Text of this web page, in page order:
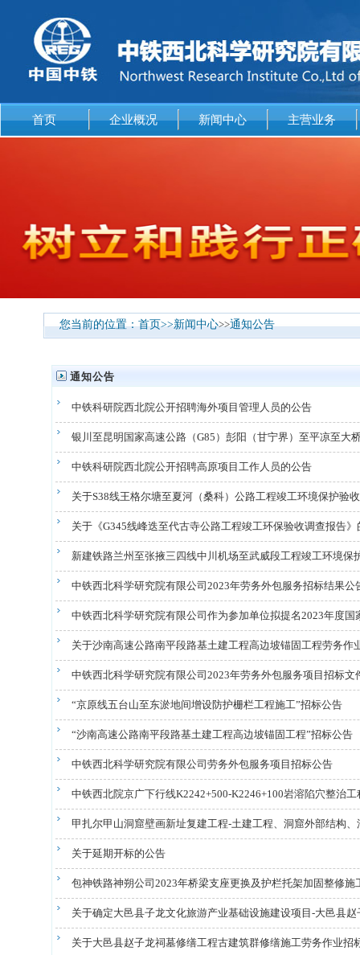
首页 企业概况 新闻中心 主营业务
您当前的位置：首页>>新闻中心>>通知公告
通知公告
中铁科研院西北院公开招聘海外项目管理人员的公告
银川至昆明国家高速公路（G85）彭阳（甘宁界）至平凉至大
中铁科研院西北院公开招聘高原项目工作人员的公告
关于S38线王格尔塘至夏河（桑科）公路工程竣工环境保护验
关于《G345线峰迭至代古寺公路工程竣工环保验收调查报告》
新建铁路兰州至张掖三四线中川机场至武威段工程竣工环境保
中铁西北科学研究院有限公司2023年劳务外包服务招标结果公
中铁西北科学研究院有限公司作为参加单位拟提名2023年度国
关于沙南高速公路南平段路基土建工程高边坡锚固工程劳务作
中铁西北科学研究院有限公司2023年劳务外包服务项目招标文
“京原线五台山至东淤地间增设防护栅栏工程施工”招标公告
“沙南高速公路南平段路基土建工程高边坡锚固工程”招标公告
中铁西北科学研究院有限公司劳务外包服务项目招标公告
中铁西北院京广下行线K2242+500-K2246+100岩溶陷穴整治工
甲扎尔甲山洞窟壁画新址复建工程-土建工程、洞窟外部结构、
关于延期开标的公告
包神铁路神朔公司2023年桥梁支座更换及护栏托架加固整修施
关于确定大邑县子龙文化旅游产业基础设施建设项目-大邑县
关于大邑县赵子龙祠墓修缮工程古建筑群修缮施工劳务作业招